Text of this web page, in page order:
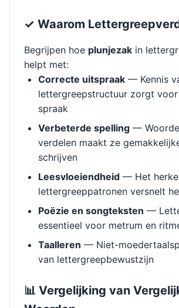
✓ Waarom
Begrijpen hoe plunjezak in
helpt met:
Correcte uitspraak — Kennis
lettergreepstructuur zorgt
spraak
Verbeterde spelling —
verdelen maakt ze
schrijven
Leesvloeiendheid — Het
lettergreeppatronen versnelt
Poëzie en songteksten —
essentieel voor metrum en
Taalleren — Niet-
van lettergreepbewustzijn
📊 Vergelijking van